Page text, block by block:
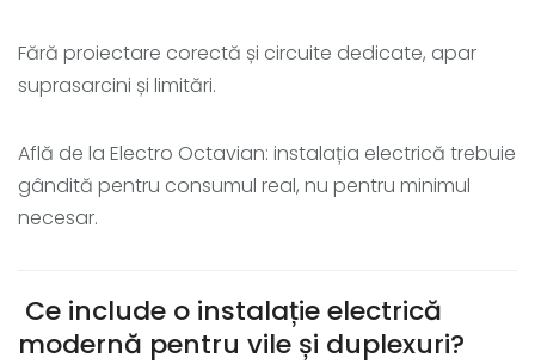
Fără proiectare corectă și circuite dedicate, apar
suprasarcini și limitări.
Află de la Electro Octavian: instalația electrică trebuie
gândită pentru consumul real, nu pentru minimul
necesar.
Ce include o instalație electrică
modernă pentru vile și duplexuri?